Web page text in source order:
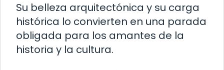
Su belleza arquitectónica y su carga
histórica lo convierten en una parada
obligada para los amantes de la
historia y la cultura.